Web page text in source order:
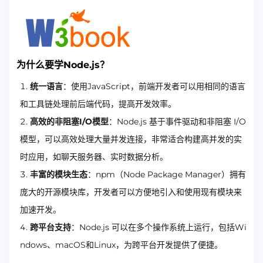
为什么要学Node.js？
统一语言：使用JavaScript，前端开发者可以用相同的语言
和工具链处理前后端代码，提高开发效率。
高效的非阻塞I/O模型：Node.js 基于事件驱动和非阻塞 I/O
模型，可以高效处理大量并发连接，非常适合构建高并发的实
时应用，如聊天服务器、实时数据分析。
丰富的模块生态：npm（Node Package Manager）拥有
庞大的开源模块库，开发者可以方便地引入和使用现有模块来
加速开发。
跨平台支持：Node.js 可以在多个操作系统上运行，包括Wi
ndows、macOS和Linux，为跨平台开发提供了便捷。